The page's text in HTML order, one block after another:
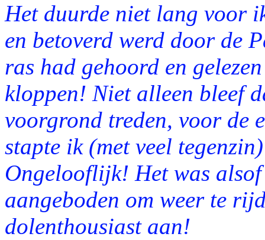
Het duurde niet lang voor
en betoverd werd door de
ras had gehoord en
kloppen! Niet alleen bleef
voorgrond treden, voor de
stapte ik (met veel
Ongelooflijk! Het was
aangeboden om weer te
dolenthousiast aan!